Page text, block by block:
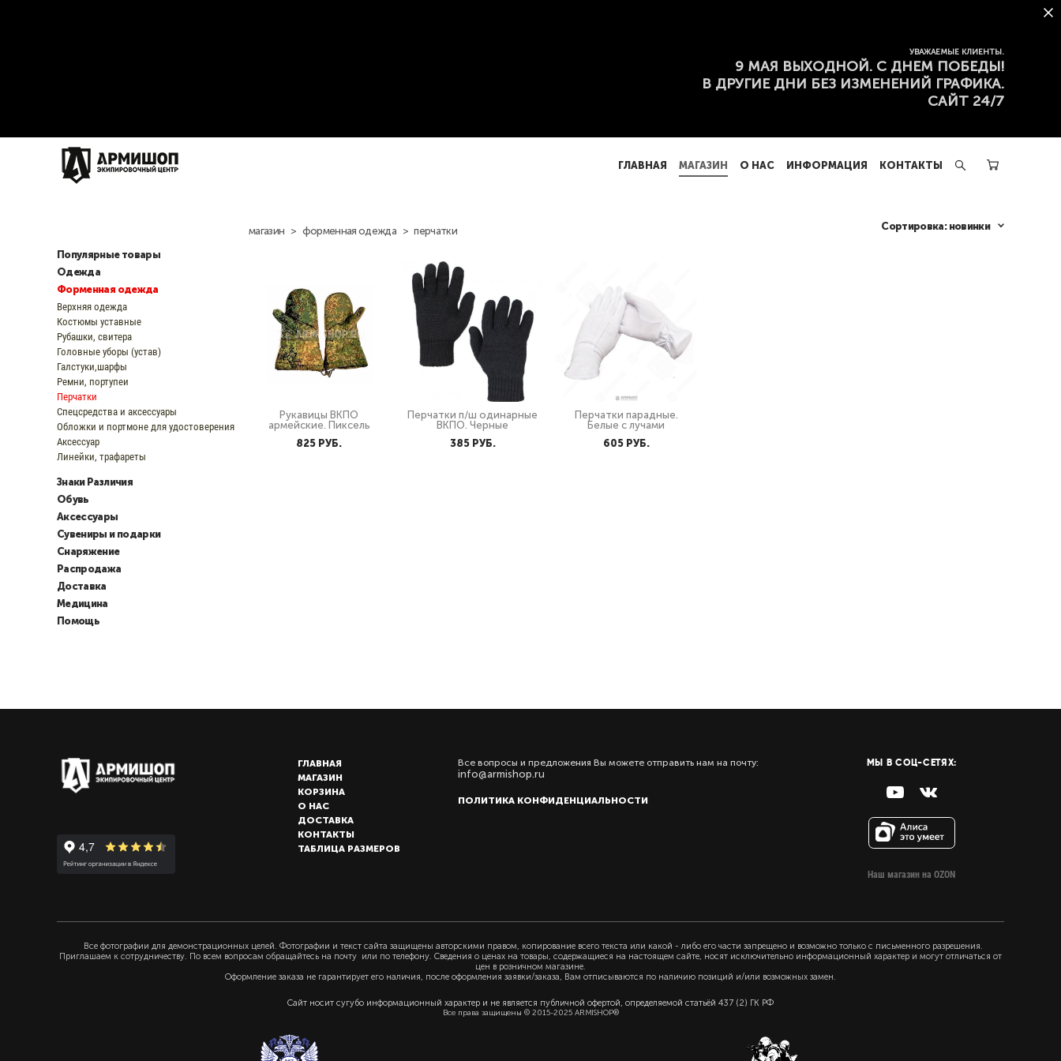
УВАЖАЕМЫЕ КЛИЕНТЫ.
9 МАЯ ВЫХОДНОЙ. С ДНЕМ ПОБЕДЫ!
В ДРУГИЕ ДНИ БЕЗ ИЗМЕНЕНИЙ ГРАФИКА.
САЙТ 24/7
ГЛАВНАЯ МАГАЗИН О НАС ИНФОРМАЦИЯ КОНТАКТЫ
Популярные товары
Одежда
Форменная одежда
Верхняя одежда
Костюмы уставные
Рубашки, свитера
Головные уборы (устав)
Галстуки,шарфы
Ремни, портупеи
Перчатки
Спецсредства и аксессуары
Обложки и портмоне для удостоверения
Аксессуар
Линейки, трафареты
Знаки Различия
Обувь
Аксессуары
Сувениры и подарки
Снаряжение
Распродажа
Доставка
Медицина
Помощь
магазин > форменная одежда > перчатки Сортировка: новинки
Рукавицы ВКПО
армейские. Пиксель
825 PУБ.
Перчатки п/ш одинарные
ВКПО. Черные
385 PУБ.
Перчатки парадные.
Белые с лучами
605 PУБ.
ГЛАВНАЯ
МАГАЗИН
КОРЗИНА
О НАС
ДОСТАВКА
КОНТАКТЫ
ТАБЛИЦА РАЗМЕРОВ
Все вопросы и предложения Вы можете отправить нам на почту:
info@armishop.ru
ПОЛИТИКА КОНФИДЕНЦИАЛЬНОСТИ
МЫ В СОЦ-СЕТЯХ:
Наш магазин на OZON
Все фотографии для демонстрационных целей. Фотографии и текст сайта защищены авторскими правом, копирование всего текста или какой - либо его части запрещено и возможно только с письменного разрешения.
Приглашаем к сотрудничеству. По всем вопросам обращайтесь на почту или по телефону. Сведения о ценах на товары, содержащиеся на настоящем сайте, носят исключительно информационный характер и могут отличаться от
цен в розничном магазине.
Оформление заказа не гарантирует его наличия, после оформления заявки/заказа, Вам отписываются по наличию позиций и/или возможных замен.
Сайт носит сугубо информационный характер и не является публичной офертой, определяемой статьёй 437 (2) ГК РФ
Все права защищены © 2015-2025 ARMISHOP®